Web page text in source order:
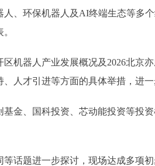
、环保机器人及AI终端生态等多
器人产业发展概况及2026北京
人才引进等方面的具体举措，进
、国科投资、芯动能投资等投
题进一步探讨，现场达成多项初